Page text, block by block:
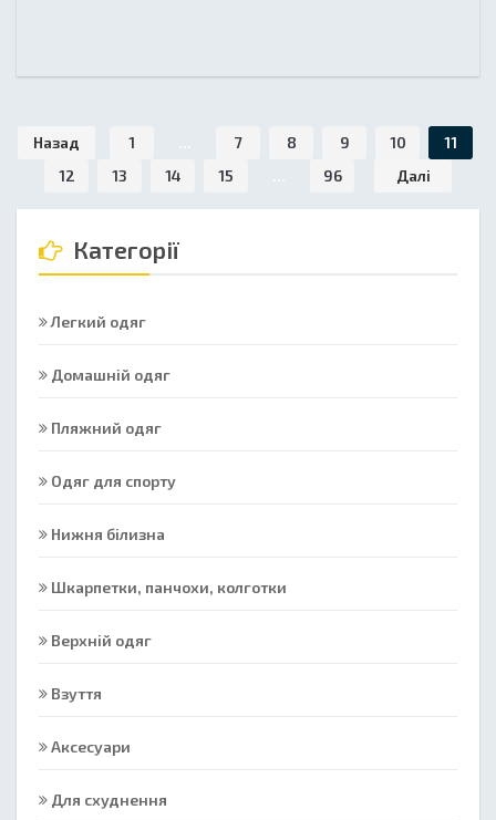
Назад 1 7 8 9 10
11
12
13 14 15 96 Далі
Категорії
Легкий одяг
Домашній одяг
Пляжний одяг
Одяг для спорту
Нижня білизна
Шкарпетки, панчохи, колготки
Верхній одяг
Взуття
Аксесуари
Для схуднення